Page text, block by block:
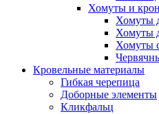
Хомуты и
Хомуты
Хомуты
Хомуты
Кровельные материалы
Гибкая черепица
Доборные элементы
Кликфальц